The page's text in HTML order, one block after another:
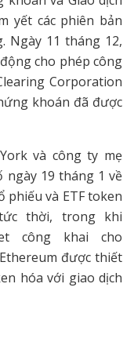
yết các phiên bản
Ngày 11 tháng 12,
cho phép công
Corporation
khoán đã được
và công ty mẹ
ngày 19 tháng 1 về
phiếu và ETF token
thời, trong khi
công khai cho
được thiết
hóa với giao dịch